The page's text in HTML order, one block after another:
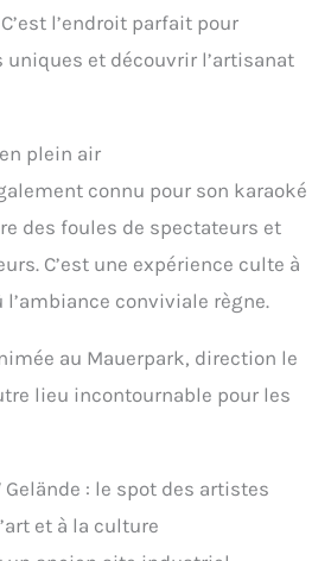
l’endroit parfait pour
uniques et découvrir l’artisanat
plein air
connu pour son karaoké
des foules de spectateurs et
C’est une expérience culte à
l’ambiance conviviale règne.
au Mauerpark, direction le
lieu incontournable pour les
Gelände : le spot des artistes
et à la culture